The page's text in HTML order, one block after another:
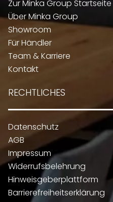
Zur Minka Group Startseite
Über Minka Group
Showroom
Für Händler
Team & Karriere
Kontakt
RECHTLICHES
Datenschutz
AGB
Impressum
Widerrufsbelehrung
Hinweisgeberplattform
Barrierefreiheitserklärung